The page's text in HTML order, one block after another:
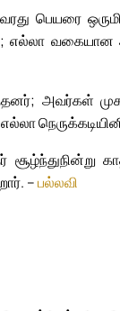
பெயரை
வகையான
அவர்கள்
–பல்லவி